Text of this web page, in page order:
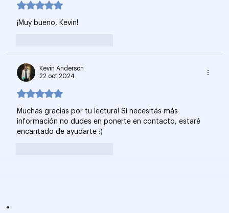
Obtuvo 5 de 5 estrellas.
¡Muy bueno, Kevin!
Kevin Anderson
22 oct 2024
Obtuvo 5 de 5 estrellas.
Muchas gracias por tu lectura! Si necesitás más
información no dudes en ponerte en contacto, estaré
encantado de ayudarte :)